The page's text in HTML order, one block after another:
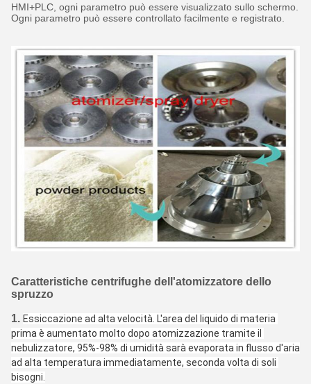
HMI+PLC, ogni parametro può essere visualizzato sullo schermo.
Ogni parametro può essere controllato facilmente e registrato.
Caratteristiche centrifughe dell'atomizzatore dello
spruzzo
1. Essiccazione ad alta velocità. L'area del liquido di materia
prima è aumentato molto dopo atomizzazione tramite il
nebulizzatore, 95%-98% di umidità sarà evaporata in flusso d'aria
ad alta temperatura immediatamente, seconda volta di soli
bisogni.